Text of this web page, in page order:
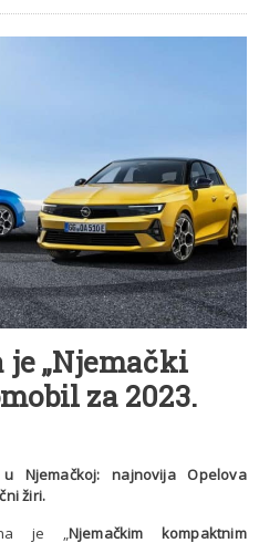
je „Njemački
za 2023.
Njemačkoj: najnovija Opelova
žiri.
je „Njemačkim kompaktnim